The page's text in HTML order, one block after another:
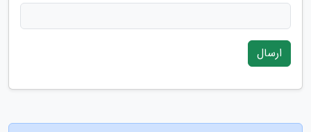
ارسال